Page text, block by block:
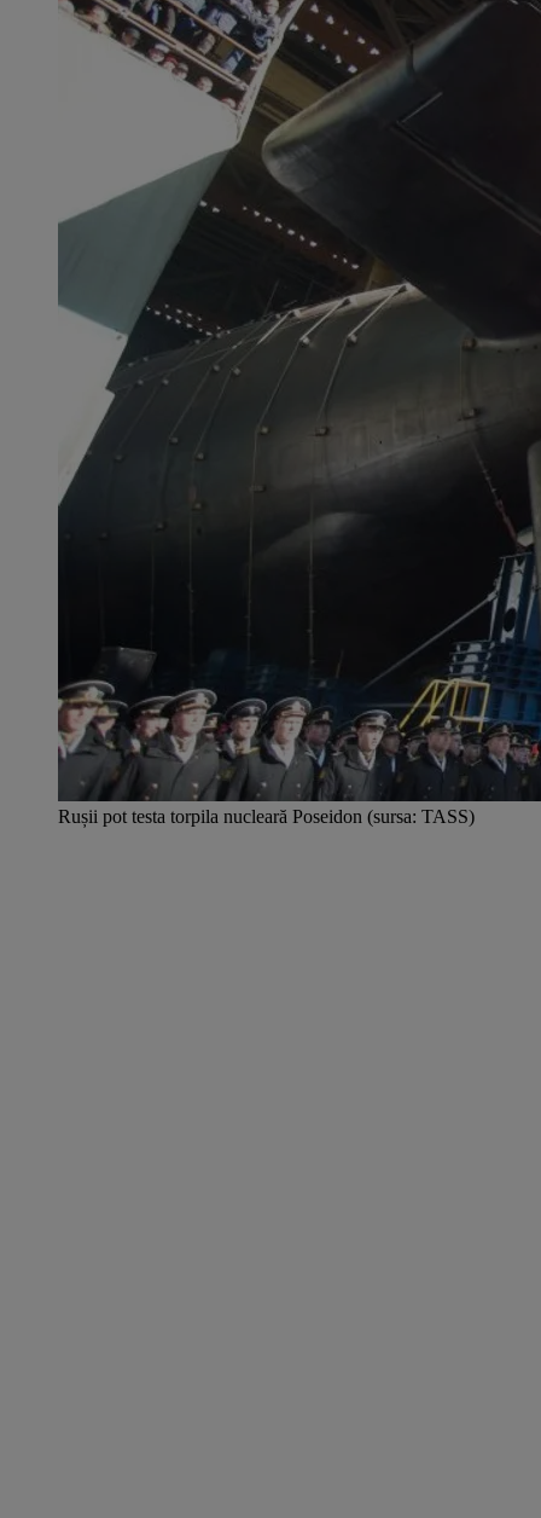
Rușii pot testa torpila nucleară Poseidon (sursa: TASS)